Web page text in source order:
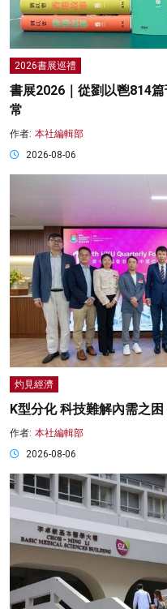
2026書展巡禮
書展2026｜從劉以鬯814
常
作者: 本社編輯部
2026-08-06
灼見經濟
K型分化 科技難解內需之
作者: 本社編輯部
2026-08-06